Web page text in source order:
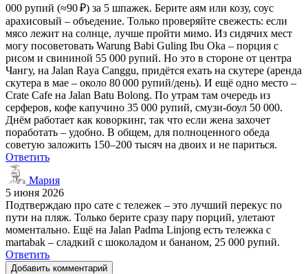
000 рупий (≈90 ₽) за 5 шпажек. Берите аям или козу, соус
арахисовый – объедение. Только проверяйте свежесть: если
мясо лежит на солнце, лучше пройти мимо. Из сидячих мест
могу посоветовать Warung Babi Guling Ibu Oka – порция с
рисом и свининой 55 000 рупий. Но это в стороне от центра
Чангу, на Jalan Raya Canggu, придётся ехать на скутере (аренда
скутера в мае – около 80 000 рупий/день). И ещё одно место –
Crate Cafe на Jalan Batu Bolong. По утрам там очередь из
серферов, кофе капучино 35 000 рупий, смузи-боул 50 000.
Днём работает как коворкинг, так что если жена захочет
поработать – удобно. В общем, для полноценного обеда
советую заложить 150–200 тысяч на двоих и не париться.
Ответить
Мария
5 июня 2026
Подтверждаю про сате с тележек – это лучший перекус по
пути на пляж. Только берите сразу пару порций, улетают
моментально. Ещё на Jalan Padma Linjong есть тележка с
martabak – сладкий с шоколадом и бананом, 25 000 рупий.
Ответить
Добавить комментарий